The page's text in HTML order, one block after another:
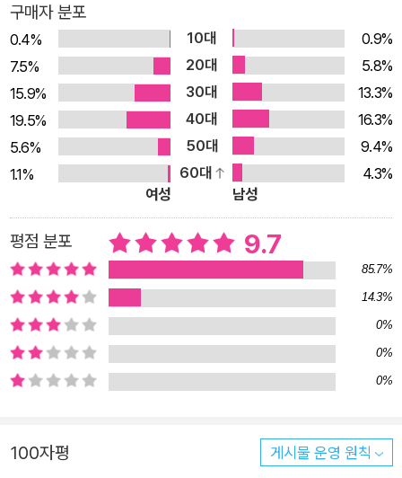
요정으로 혜성의 과학적 가치를 높게 평가한다. 무엇보다도 혜성
은 지구상에 있는 왜소한 인간 존재와 장구한 코스모스 간의 긴밀
한 연결성을 상기시킨다. 바로 이 혜성에 대한 모든 과학 지식을
비롯해 역사, 인문, 예술, 문화를 망라한 책이 이번에 ㈜사이언스
북스에서 펴낸 『혜성(Comet)』이다. 세계적인 베스트셀러 『코스
모스(Cosmos)』의 저자 칼 세이건이, 그의 부인이자 과학 다큐
멘터리 「코스모스」(1980년, 2014년)의 제작자로 명성 높은 앤
드루얀과 함께 썼다. 이번에 출간된 『혜성』은 2016년 12월 20일
칼 세이건 서거 20주년을 기념해 초판본(랜덤하우스, 1985년)
을 새롭게 번역한 것으로, 2003년 국내에 소개된 개정판(발렌타
인 출판사, 1997년)보다 더 풍부한 내용과 더 많은 컬러 그림을
수록하고 있다. 『코스모스』가 우주 전체를 개괄하는 지도이고,
『창백한 푸른 점』이 우주 탐사 시대의 항해록이라면, 『혜성』은 미
신과 맹신의 시대를 극복한 인류의 자서전이자 과학적 탐구 정신
이 밝힌 우주의 창세기라 할 수 있다. 『코스모스』, 『창백한 푸른
성』에서 독자들은 시대를 초월하는 칼 세이건의 뛰어난 상상력과
깊은 통찰을 수려하고 우아한 문체로 만나 볼 수 있다. 혜성, 신의
구매자 분포
0.4% 10대
0.9%
7.5%
20대
5.8%
15.9%
30대
13.3%
19.5%
40대
16.3%
5.6%
50대
9.4%
1.1%
60대
4.3%
여성
남성
평점 분포 9.7
85.7%
14.3%
0%
0%
0%
100자평 게시물 운영 원칙